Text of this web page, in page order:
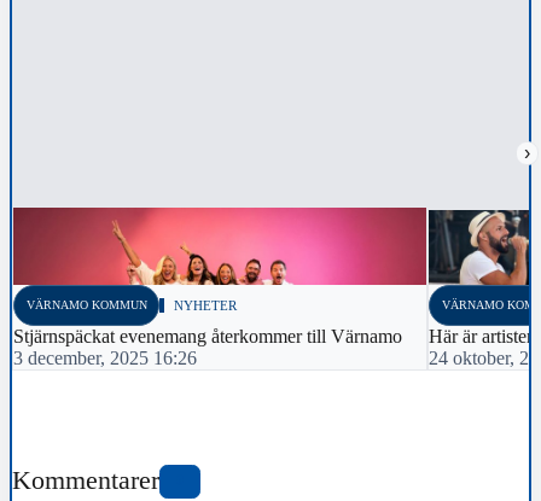
›
VÄRNAMO KOMMUN NYHETER
Stjärnspäckat evenemang återkommer till Värnamo
3 december, 2025 16:26
VÄRNAMO
Här är
24 oktober,
Kommentarer